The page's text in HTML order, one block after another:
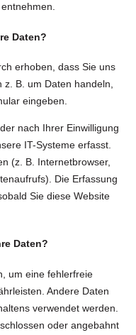
Daten?
erhoben, dass Sie uns
z. B. um Daten handeln,
eingeben.
nach Ihrer Einwilligung
IT-Systeme erfasst.
(z. B. Internetbrowser,
Die Erfassung
Sie diese Website
Daten?
um eine fehlerfreie
Andere Daten
verwendet werden.
oder angebahnt